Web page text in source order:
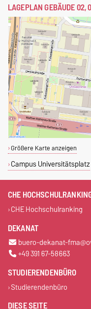
LAGEPLAN GEBÄUDE 02,
Größere Karte anzeigen
Campus Universitätsplatz
CHE
CHE Hochschulranking
DEKANAT
buero-dekanat-
+49 391 67-58663
STUDIERENDENBÜRO
Studierendenbüro
DIESE SEITE